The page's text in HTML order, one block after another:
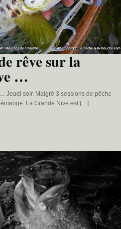
rêve sur la
…
Jeudi soir. Malgré 3 sessions de pêche
La Grande Nive est […]